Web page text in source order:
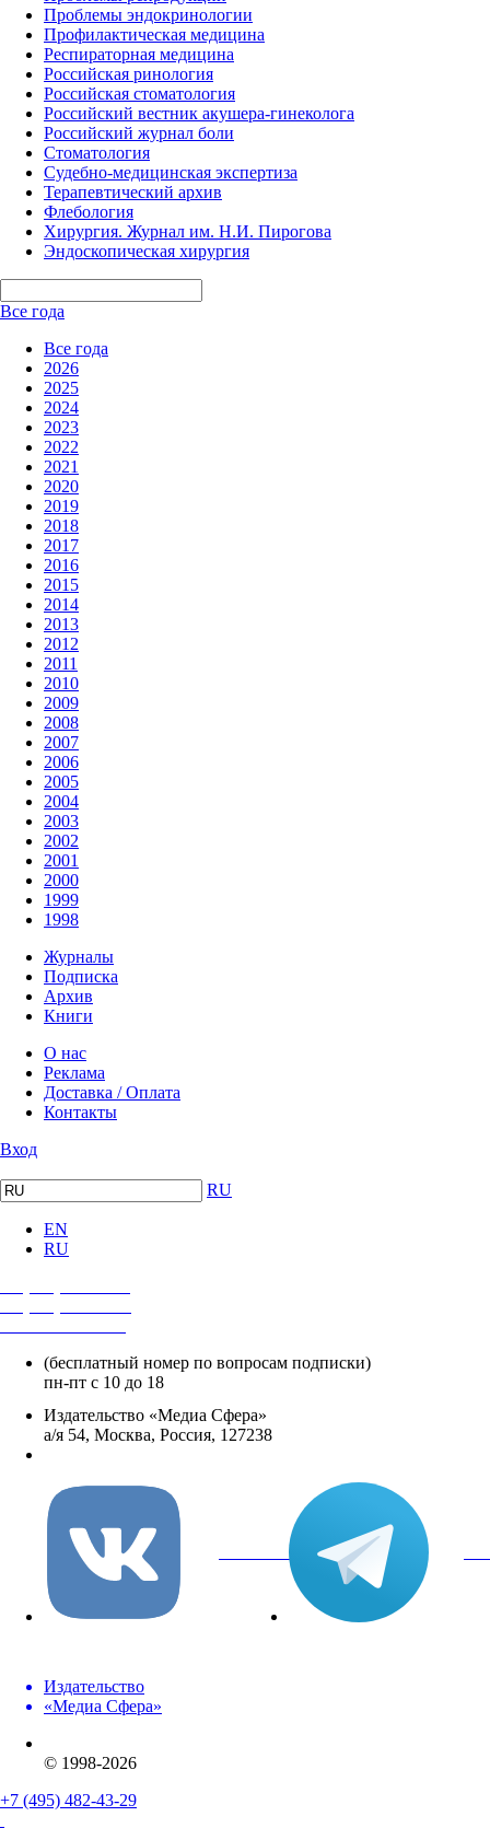
Проблемы эндокринологии
Профилактическая медицина
Респираторная медицина
Российская ринология
Российская стоматология
Российский вестник акушера-гинеколога
Российский журнал боли
Стоматология
Судебно-медицинская экспертиза
Терапевтический архив
Флебология
Хирургия. Журнал им. Н.И. Пирогова
Эндоскопическая хирургия
Все года
Все года
2026
2025
2024
2023
2022
2021
2020
2019
2018
2017
2016
2015
2014
2013
2012
2011
2010
2009
2008
2007
2006
2005
2004
2003
2002
2001
2000
1999
1998
Журналы
Подписка
Архив
Книги
О нас
Реклама
Доставка / Оплата
Контакты
Вход
RU
EN
RU
(бесплатный номер по вопросам подписки)
пн-пт с 10 до 18
Издательство «Медиа Сфера»
а/я 54, Москва, Россия, 127238
вКонтакте
Издательство
«Медиа Сфера»
© 1998-2026
+7 (495) 482-43-29